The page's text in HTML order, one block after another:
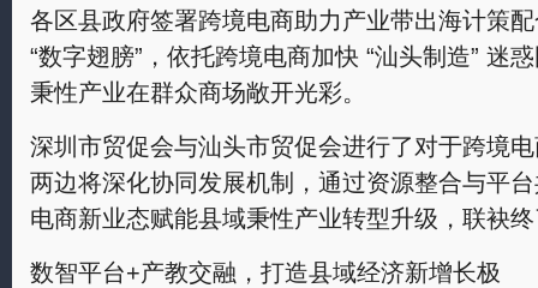
各区县政府签署跨境电商助力产业带出海计策
“数字翅膀”，依托跨境电商加快 “汕头制造” 迷
秉性产业在群众商场敞开光彩。
深圳市贸促会与汕头市贸促会进行了对于跨境
两边将深化协同发展机制，通过资源整合与平
电商新业态赋能县域秉性产业转型升级，联袂
数智平台+产教交融，打造县域经济新增长极